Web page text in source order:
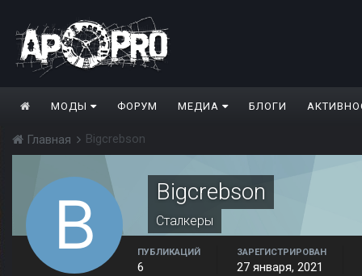
МОДЫ ФОРУМ МЕДИА БЛОГИ
Главная Bigcrebson
Bigcrebson
Сталкеры
ПУБЛИКАЦИЙ
6
ЗАРЕГИСТРИРОВАН
27 января, 2021